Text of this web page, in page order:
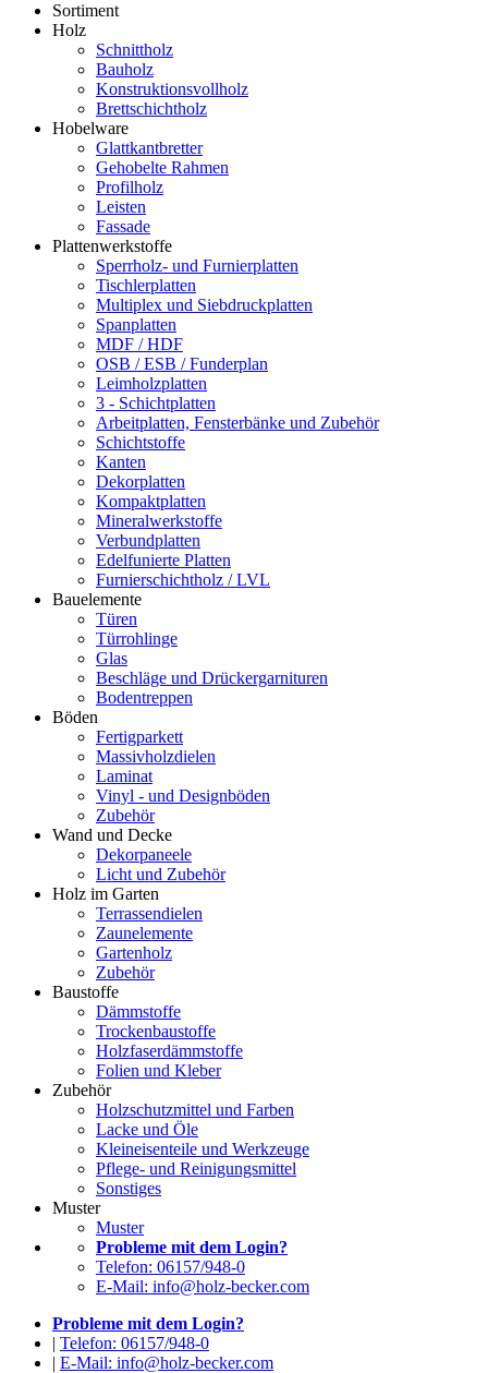
Sortiment
Holz
Schnittholz
Bauholz
Konstruktionsvollholz
Brettschichtholz
Hobelware
Glattkantbretter
Gehobelte Rahmen
Profilholz
Leisten
Fassade
Plattenwerkstoffe
Sperrholz- und Furnierplatten
Tischlerplatten
Multiplex und Siebdruckplatten
Spanplatten
MDF / HDF
OSB / ESB / Funderplan
Leimholzplatten
3 - Schichtplatten
Arbeitplatten, Fensterbänke und Zubehör
Schichtstoffe
Kanten
Dekorplatten
Kompaktplatten
Mineralwerkstoffe
Verbundplatten
Edelfunierte Platten
Furnierschichtholz / LVL
Bauelemente
Türen
Türrohlinge
Glas
Beschläge und Drückergarnituren
Bodentreppen
Böden
Fertigparkett
Massivholzdielen
Laminat
Vinyl - und Designböden
Zubehör
Wand und Decke
Dekorpaneele
Licht und Zubehör
Holz im Garten
Terrassendielen
Zaunelemente
Gartenholz
Zubehör
Baustoffe
Dämmstoffe
Trockenbaustoffe
Holzfaserdämmstoffe
Folien und Kleber
Zubehör
Holzschutzmittel und Farben
Lacke und Öle
Kleineisenteile und Werkzeuge
Pflege- und Reinigungsmittel
Sonstiges
Muster
Muster
Probleme mit dem Login?
Telefon: 06157/948-0
E-Mail: info@holz-becker.com
Probleme mit dem Login?
| Telefon: 06157/948-0
| E-Mail: info@holz-becker.com